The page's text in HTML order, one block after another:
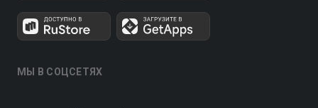
МЫ В СОЦСЕТЯХ